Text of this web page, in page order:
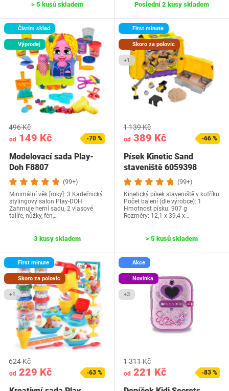
> 5 kusů skladem Poslední 2 kusy skladem
Čistím sklad
Výprodej
od 149 Kč
496 Kč
-70 %
Modelovací sada Play-
Doh F8807
(99+)
Minimální věk [roky]: 3 Kadeřnický
stylingový salon Play-DOH
Zahrnuje herní sadu, 2 vlasové
talíře, nůžky, fén,…
3 kusy skladem
First minute
Skoro za polovic
+1
od 389 Kč
1 139 Kč
-66 %
Písek Kinetic Sand
staveniště 6059398
(99+)
Kinetický písek staveniště v kufříku
Počet balení (dle výrobce): 1
Hmotnost písku: 907 g
Rozměry: 12,1 x 39,4 x…
> 5 kusů skladem
First minute
Skoro za polovic
+1
od 229 Kč
624 Kč
-63 %
Akce
Novinka
+3
od 221 Kč
1 311 Kč
-83 %